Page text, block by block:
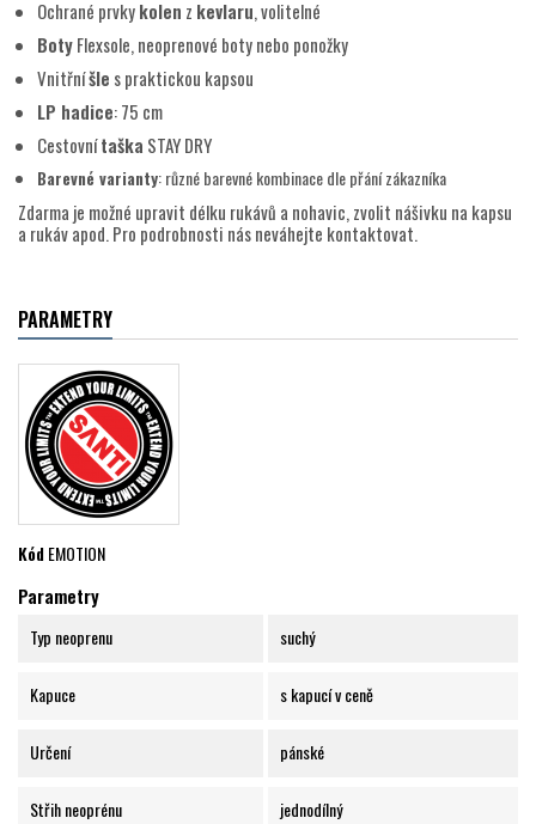
Ochrané prvkykolen z kevlaru, volitelné
BotyFlexsole, neoprenové boty nebo ponožky
Vnitřníšle s praktickou kapsou
LP hadice: 75 cm
Cestovnítaška STAY DRY
Barevné varianty: různé barevné kombinace dle přání zákazníka
Zdarma je možné upravit délku rukávů a nohavic, zvolit nášivku na kapsu
a rukáv apod. Pro podrobnosti nás neváhejte kontaktovat.
PARAMETRY
KódEMOTION
Parametry
Typ neoprenu suchý
Kapuce s kapucí v ceně
Určení pánské
Střih neoprénu jednodílný